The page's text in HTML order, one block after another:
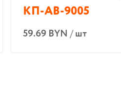
КП-АВ-9005
59.69 BYN /шт